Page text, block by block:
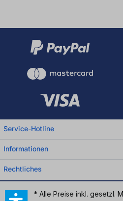
Service-Hotline
Informationen
Rechtliches
* Alle Preise inkl. gesetzl.